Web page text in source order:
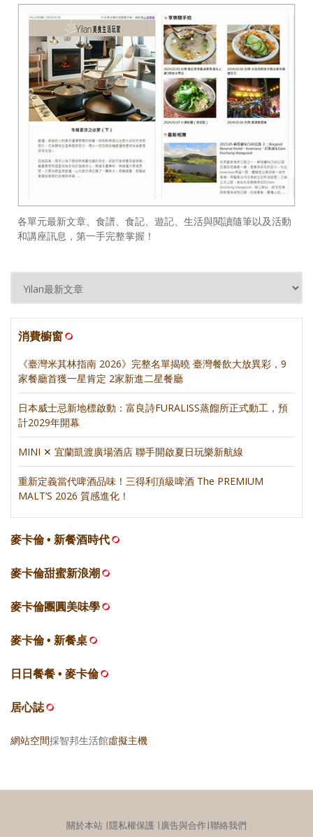
各單元最新文章、食譜、食記、遊記、生活與閱讀隨筆以及活動
和講座訊息，第一手完整掌握！
消費櫥窗
《臺灣米其林指南 2026》完整名單揭曉 臺灣餐飲大放異彩，9
家餐廳首獲一星肯定 2家新進二星餐廳
日本威士忌新地標啟動：富良詩FURALISS蒸餾所正式動工，預
計2029年開幕
MINI ✕ 宜蘭凱渡廣場酒店 聯手開啟夏日玩樂新航線
重新定義當代啤酒品味！三得利頂級啤酒 The PREMIUM
MALT’S 2026 質感進化！
麥卡倫 • 新餐酒時代
麥卡倫甜蜜新浪潮
麥卡倫團圓美味學
麥卡倫 • 新餐桌
日日餐餐 • 麥卡倫
居心誌
網站空間採智邦生活館虛擬主機
關於本站 ∣隱私權保護 ∣廣告與合作∣聯絡我們